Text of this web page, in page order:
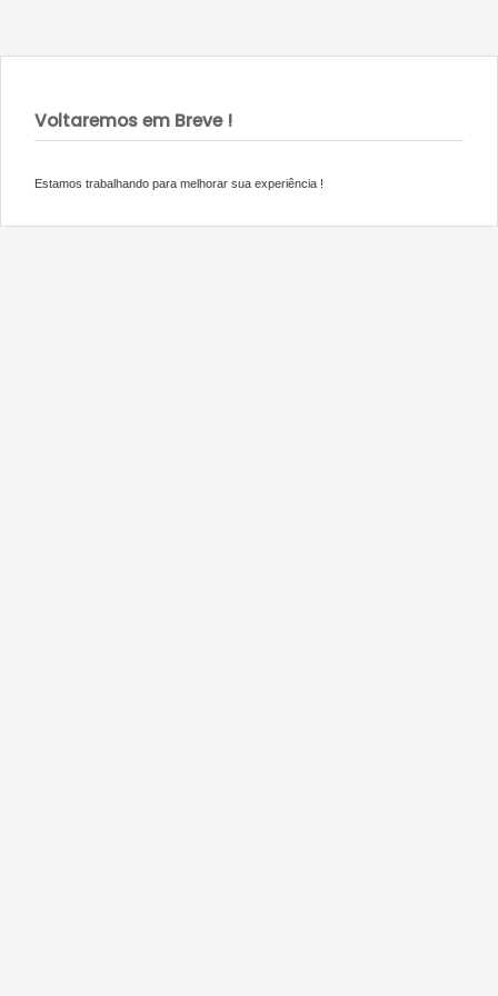
Voltaremos em Breve !
Estamos trabalhando para melhorar sua experiência !